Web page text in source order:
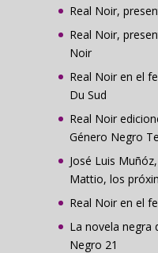
Real Noir,
Real Noir,
Noir
Real Noir en el
Du Sud
Real Noir
Género Negro
José Luis
Mattio, los
Real Noir en el
La novela negra
Negro 21